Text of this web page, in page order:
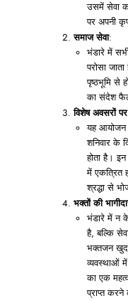
उसमें सेवा
पर अपनी
समाज सेवा:
भंडारे में
परोसा
पृष्ठभूमि से
का संदेश
विशेष अवसरों
यह आयोजन
शनिवार के
होता है।
में एकत्रित
श्रद्धा से
भक्तों की
भंडारे में न
है, बल्कि
भक्तजन खुद
व्यवस्थाओं
का एक
प्राप्त करने